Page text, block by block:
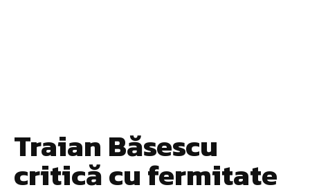
Traian Băsescu
critică cu fermitate